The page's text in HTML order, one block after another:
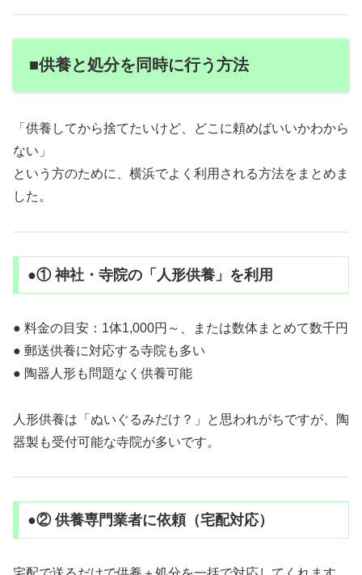
■供養と処分を同時に行う方法
「供養してから捨てたいけど、どこに頼めばいいかわから
ない」
という方のために、横浜でよく利用される方法をまとめま
した。
●① 神社・寺院の「人形供養」を利用
● 料金の目安：1体1,000円～、または数体まとめて数千円
● 郵送供養に対応する寺院も多い
● 陶器人形も問題なく供養可能
人形供養は「ぬいぐるみだけ？」と思われがちですが、陶
器製も受付可能な寺院が多いです。
●② 供養専門業者に依頼（宅配対応）